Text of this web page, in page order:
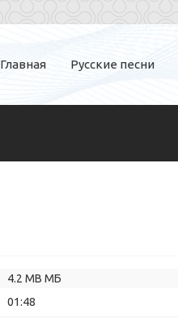
Главная Русские песни
4.2 MB МБ
01:48